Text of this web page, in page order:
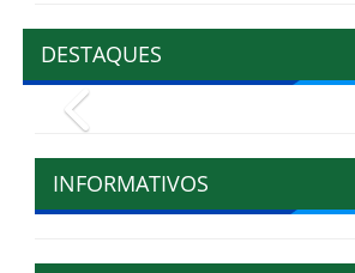
DESTAQUES
INFORMATIVOS